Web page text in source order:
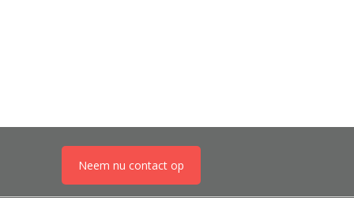
Neem nu contact op